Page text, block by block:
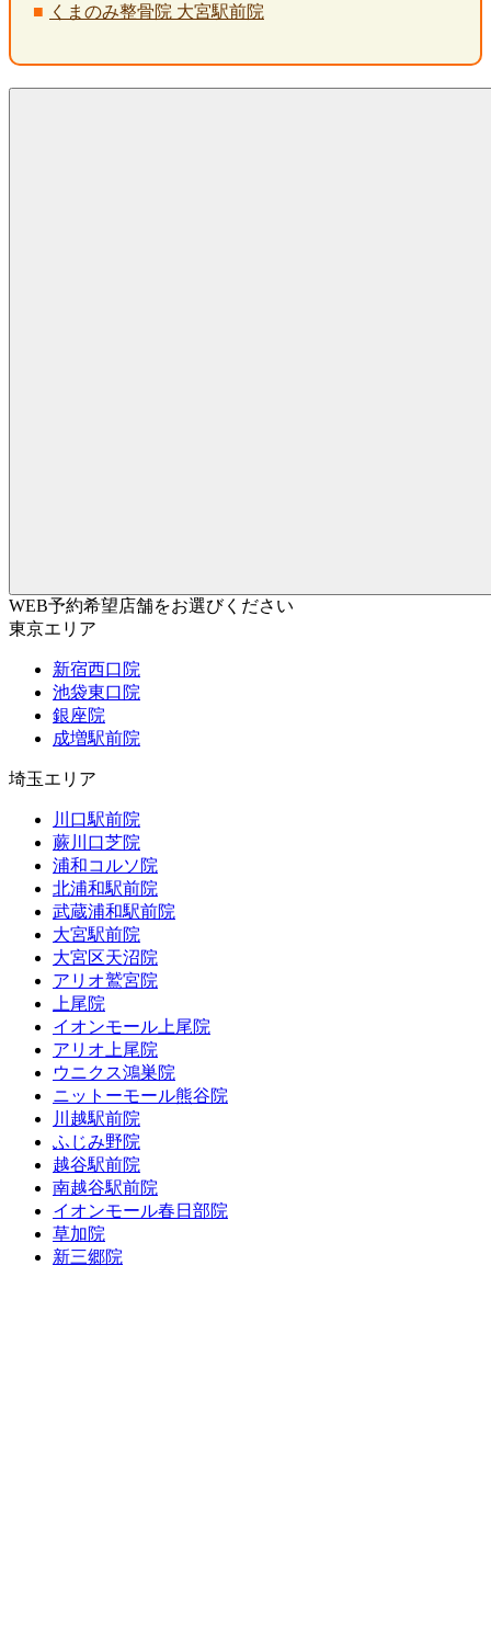
くまのみ整骨院 大宮駅前院
WEB予約希望店舗をお選びください
東京エリア
新宿西口院
池袋東口院
銀座院
成増駅前院
埼玉エリア
川口駅前院
蕨川口芝院
浦和コルソ院
北浦和駅前院
武蔵浦和駅前院
大宮駅前院
大宮区天沼院
アリオ鷲宮院
上尾院
イオンモール上尾院
アリオ上尾院
ウニクス鴻巣院
ニットーモール熊谷院
川越駅前院
ふじみ野院
越谷駅前院
南越谷駅前院
イオンモール春日部院
草加院
新三郷院